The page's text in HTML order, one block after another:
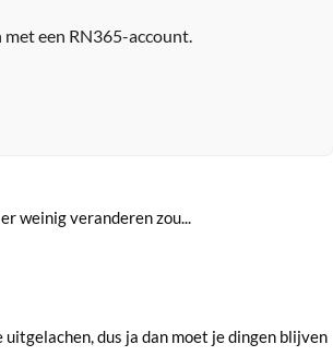
met een RN365-account.
weinig veranderen zou...
dus ja dan moet je dingen blijven